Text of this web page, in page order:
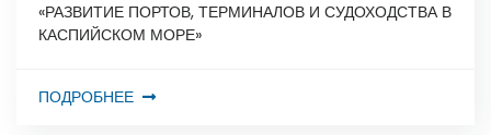
«РАЗВИТИЕ ПОРТОВ, ТЕРМИНАЛОВ И СУДОХОДСТВА В
КАСПИЙСКОМ МОРЕ»
ПОДРОБНЕЕ